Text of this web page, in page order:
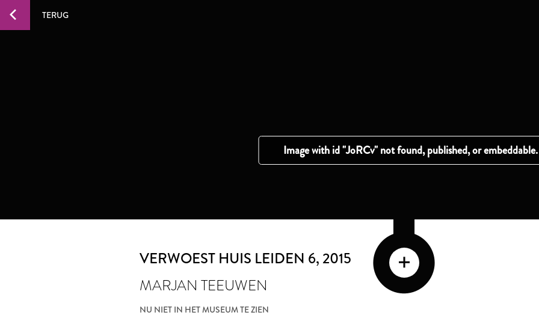
TERUG
VERWOEST HUIS LEIDEN 6, 2015
MARJAN TEEUWEN
NU NIET IN HET MUSEUM TE ZIEN